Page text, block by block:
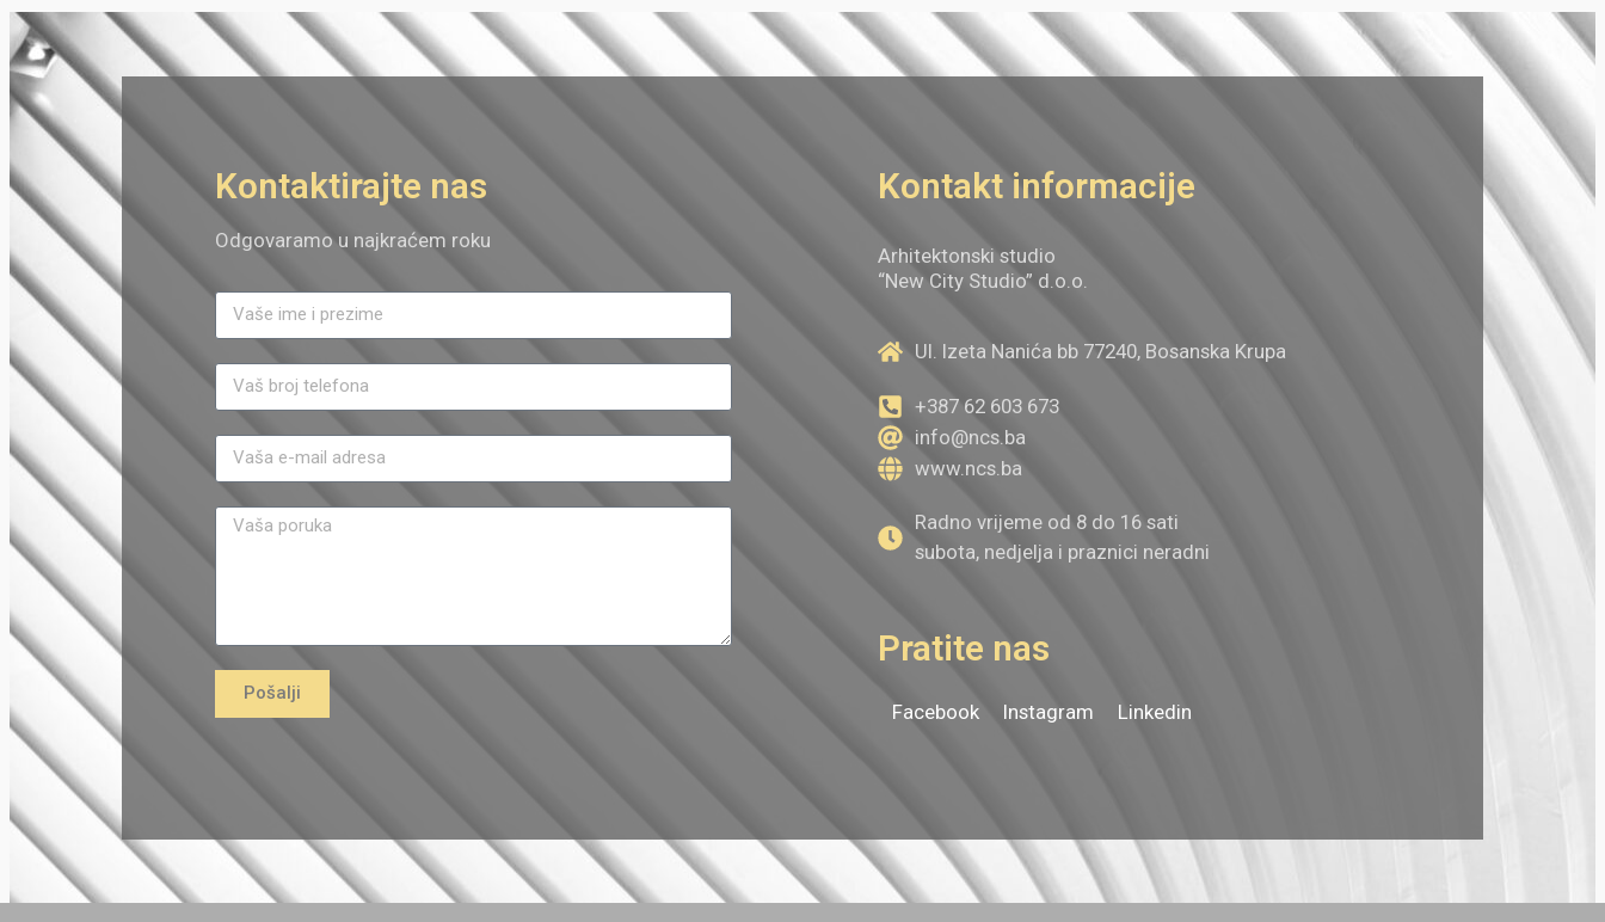
Kontaktirajte nas
Odgovaramo u najkraćem roku
Pošalji
Kontakt informacije
Arhitektonski studio
“New City Studio” d.o.o.
Ul. Izeta Nanića bb 77240, Bosanska Krupa
+387 62 603 673
info@ncs.ba
www.ncs.ba
Radno vrijeme od 8 do 16 sati
subota, nedjelja i praznici neradni
Pratite nas
Facebook Instagram Linkedin